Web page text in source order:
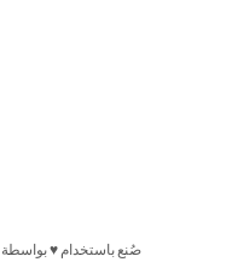
صُنع باستخدام ♥ بواسطة